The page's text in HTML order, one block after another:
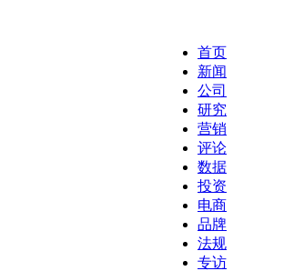
首页
新闻
公司
研究
营销
评论
数据
投资
电商
品牌
法规
专访